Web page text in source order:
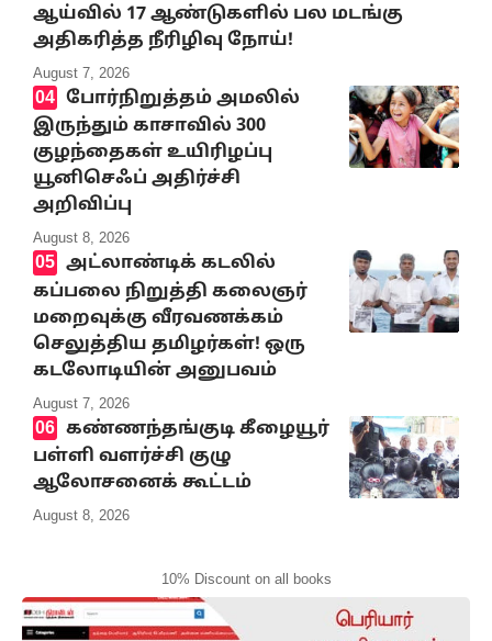
ஆய்வில் 17 ஆண்டுகளில் பல மடங்கு
அதிகரித்த நீரிழிவு நோய்!
August 7, 2026
போர்நிறுத்தம் அமலில்
இருந்தும் காசாவில் 300
குழந்தைகள் உயிரிழப்பு
யூனிசெஃப் அதிர்ச்சி
அறிவிப்பு
August 8, 2026
அட்லாண்டிக் கடலில்
கப்பலை நிறுத்தி கலைஞர்
மறைவுக்கு வீரவணக்கம்
செலுத்திய தமிழர்கள்! ஒரு
கடலோடியின் அனுபவம்
August 7, 2026
கண்ணந்தங்குடி கீழையூர்
பள்ளி வளர்ச்சி குழு
ஆலோசனைக் கூட்டம்
August 8, 2026
10% Discount on all books